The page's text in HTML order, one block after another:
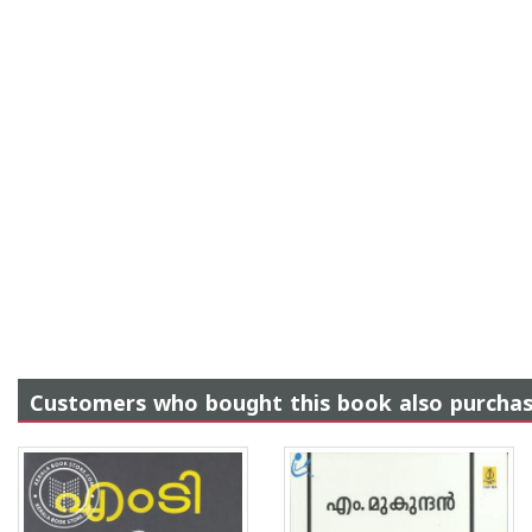
Customers who bought this book also